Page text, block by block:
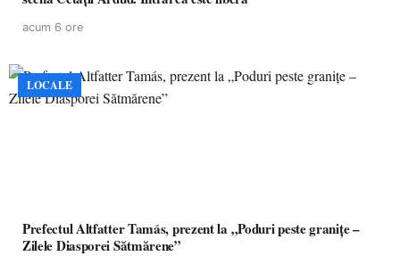
acum 6 ore
LOCALE
Prefectul Altfatter Tamás, prezent la „Poduri peste granițe –
Zilele Diasporei Sătmărene”